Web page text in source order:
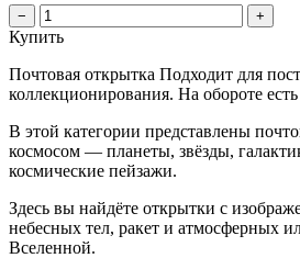
− +
Купить
Почтовая открытка Подходит для
коллекционирования. На обороте
В этой категории представлены
космосом — планеты, звёзды,
космические пейзажи.
Здесь вы найдёте открытки с
небесных тел, ракет и атмосферных
Вселенной.